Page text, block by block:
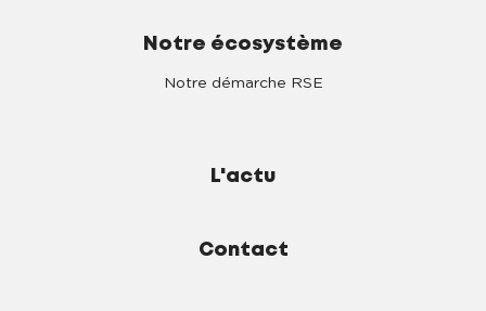
Notre écosystème
Notre démarche RSE
L'actu
Contact